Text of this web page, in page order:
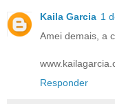
Kaila Garcia 1
Amei demais, a
Responder